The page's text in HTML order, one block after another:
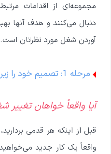
مجموعه‌ای از اقدامات
دنبال می‌کنند و هدف آنها
آوردن شغل مورد نظرتان است.
مرحله 1: تصمیم خود را زیر سوال ببرید
آیا واقعاً خواهان
قبل از اینکه هر قدمی
واقعاً یک کار جدید